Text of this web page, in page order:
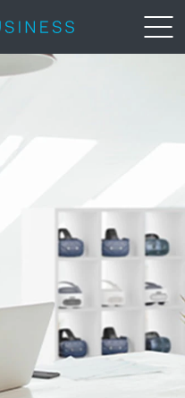
الأجهزة
|
VIVE
Business
Middle
East
الواقع
الافتراضي